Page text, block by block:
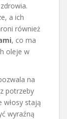
a ich
również
, co ma
oleje w
na
potrzeby
włosy stają
wyraźną